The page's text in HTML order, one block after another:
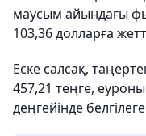
маусым айындағы
103,36 долларға
Еске салсақ,
457,21 теңге,
деңгейінде